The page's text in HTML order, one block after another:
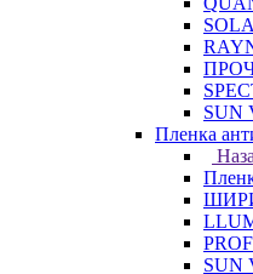
SUN
Пленка
SUN